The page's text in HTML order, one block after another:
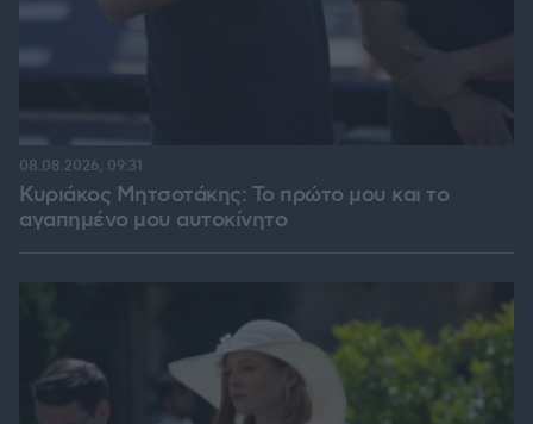
Κυριάκος Μητσοτάκης: Το πρώτο μου και το
αγαπημένο μου αυτοκίνητο
08.08.2026, 09:31